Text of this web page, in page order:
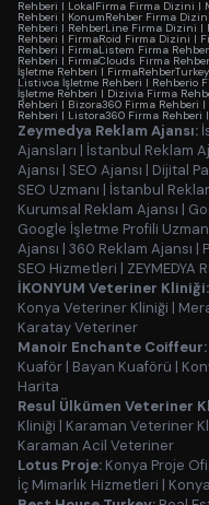
Rehberi | LokalFirma Firma Dizini |
Rehberi | KonumRehber Firma Dizini
Rehberi | RehberLine Firma Dizini |
Rehberi | FirmaRoid Firma Dizini |
Rehberi | FirmaListem Firma
Rehberi | FirmaClouds Firma
İşletme Rehberi |
Listivoa İşletme Rehberi | Rehberio
İşletme Rehberi | Dizivia Firma
Rehberi | Bizora360 Firma Rehberi |
Rehberi | Listora360 Firma Rehberi |
Zeymedya Reklam Ajansı:
Ajansları | İstanbul Reklam
Ajansı | SEO Ajansı | Dijital
SEO Uzmanı | İstanbul
Kurumsal Reklam Ajansı |
Google İşletme Profili
Ajansı | 360 Reklam Ajansı |
SEO Hizmetleri | ZEYMEDYA
İKONYUM Veteriner Kliniği:
Konya Veteriner Kliniği |
Karatay Veteriner
Manoir Enchante Coiffeur:
Kuaför | Bayan Kuaförü |
Harita
Resul Ülkümen Veteriner
Kliniği | Karaman Veteriner
Karaman Acil Veteriner
Lotus Proje: Konya Proje
İç Mimarlık Hizmetleri |